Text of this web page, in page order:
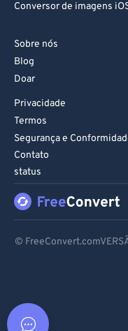
Conversor de imagens
Sobre nós
Blog
Doar
Privacidade
Termos
Segurança e
Contato
status
©